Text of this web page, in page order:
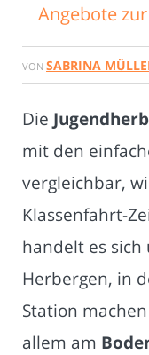
Angebote
VON SABRINA
Die
mit den
vergleichbar,
Klassenfahrt-
handelt es
Herbergen, in
Station
allem am